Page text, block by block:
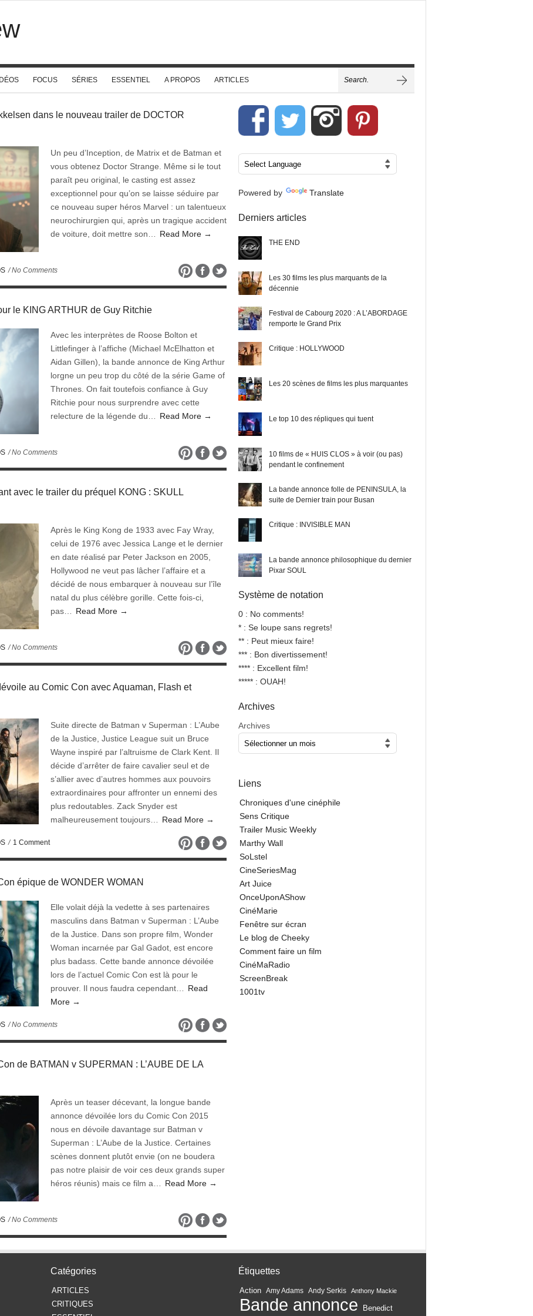
FOCUS SÉRIES ESSENTIEL A PROPOS ARTICLES
dans le nouveau trailer de DOCTOR
Un peu d’Inception, de Matrix et de Batman et
vous obtenez Doctor Strange. Même si le tout
paraît peu original, le casting est assez
exceptionnel pour qu’on se laisse séduire par
ce nouveau super héros Marvel : un talentueux
neurochirurgien qui, après un tragique accident
de voiture, doit mettre son…
Read More →
/ No Comments
le KING ARTHUR de Guy Ritchie
Avec les interprètes de Roose Bolton et
Littlefinger à l’affiche (Michael McElhatton et
Aidan Gillen), la bande annonce de King Arthur
lorgne un peu trop du côté de la série Game of
Thrones. On fait toutefois confiance à Guy
Ritchie pour nous surprendre avec cette
relecture de la légende du…
Read More →
/ No Comments
avec le trailer du préquel KONG : SKULL
Après le King Kong de 1933 avec Fay Wray,
celui de 1976 avec Jessica Lange et le dernier
en date réalisé par Peter Jackson en 2005,
Hollywood ne veut pas lâcher l’affaire et a
décidé de nous embarquer à nouveau sur l’île
natal du plus célèbre gorille. Cette fois-ci,
pas…
Read More →
/ No Comments
au Comic Con avec Aquaman, Flash et
Suite directe de Batman v Superman : L’Aube
de la Justice, Justice League suit un Bruce
Wayne inspiré par l’altruisme de Clark Kent. Il
décide d’arrêter de faire cavalier seul et de
s’allier avec d’autres hommes aux pouvoirs
extraordinaires pour affronter un ennemi des
plus redoutables. Zack Snyder est
malheureusement toujours…
Read More →
/ 1 Comment
épique de WONDER WOMAN
Elle volait déjà la vedette à ses partenaires
masculins dans Batman v Superman : L’Aube
de la Justice. Dans son propre film, Wonder
Woman incarnée par Gal Gadot, est encore
plus badass. Cette bande annonce dévoilée
lors de l’actuel Comic Con est là pour le
prouver. Il nous faudra cependant…
Read
More →
/ No Comments
de BATMAN v SUPERMAN : L’AUBE DE LA
Après un teaser décevant, la longue bande
annonce dévoilée lors du Comic Con 2015
nous en dévoile davantage sur Batman v
Superman : L’Aube de la Justice. Certaines
scènes donnent plutôt envie (on ne boudera
pas notre plaisir de voir ces deux grands super
héros réunis) mais ce film a…
Read More →
/ No Comments
Powered by Translate
Derniers articles
THE END
Les 30 films les plus marquants de la
décennie
Festival de Cabourg 2020 : A L’ABORDAGE
remporte le Grand Prix
Critique : HOLLYWOOD
Les 20 scènes de films les plus marquantes
Le top 10 des répliques qui tuent
10 films de « HUIS CLOS » à voir (ou pas)
pendant le confinement
La bande annonce folle de PENINSULA, la
suite de Dernier train pour Busan
Critique : INVISIBLE MAN
La bande annonce philosophique du dernier
Pixar SOUL
Système de notation
0 : No comments!
* : Se loupe sans regrets!
** : Peut mieux faire!
*** : Bon divertissement!
**** : Excellent film!
***** : OUAH!
Archives
Archives
Liens
Chroniques d'une cinéphile
Sens Critique
Trailer Music Weekly
Marthy Wall
SoLstel
CineSeriesMag
Art Juice
OnceUponAShow
CinéMarie
Fenêtre sur écran
Le blog de Cheeky
Comment faire un film
CinéMaRadio
ScreenBreak
1001tv
Catégories
ARTICLES
CRITIQUES
Étiquettes
Action Amy Adams Andy Serkis Anthony Mackie
Bande annonce Benedict